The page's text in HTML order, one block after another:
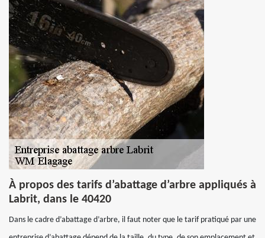
À propos des tarifs d’abattage d’arbre appliqués à
Labrit, dans le 40420
Dans le cadre d’abattage d’arbre, il faut noter que le tarif pratiqué par une